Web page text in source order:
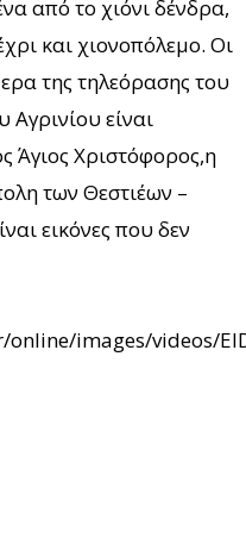
από το χιόνι δένδρα,
και χιονοπόλεμο. Οι
της τηλεόρασης του
είναι
Άγιος Χριστόφορος,η
των Θεστιέων –
εικόνες που δεν
images/videos/